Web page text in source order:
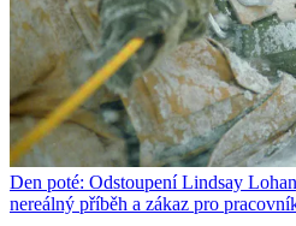
Den poté: Odstoupení Lindsay
nereálný příběh a zákaz pro